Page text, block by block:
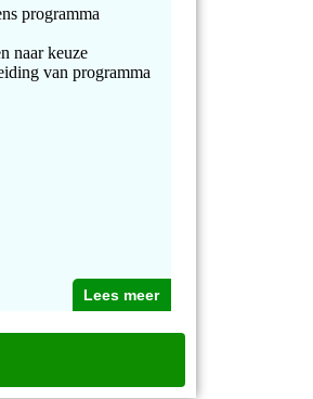
programma
naar keuze
van programma
Lees meer